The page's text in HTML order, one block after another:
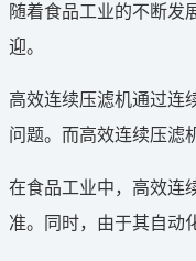
随着食品工业的不断发
迎。
高效连续压滤机通过连
问题。而高效连续压滤
在食品工业中，高效连
准。同时，由于其自动